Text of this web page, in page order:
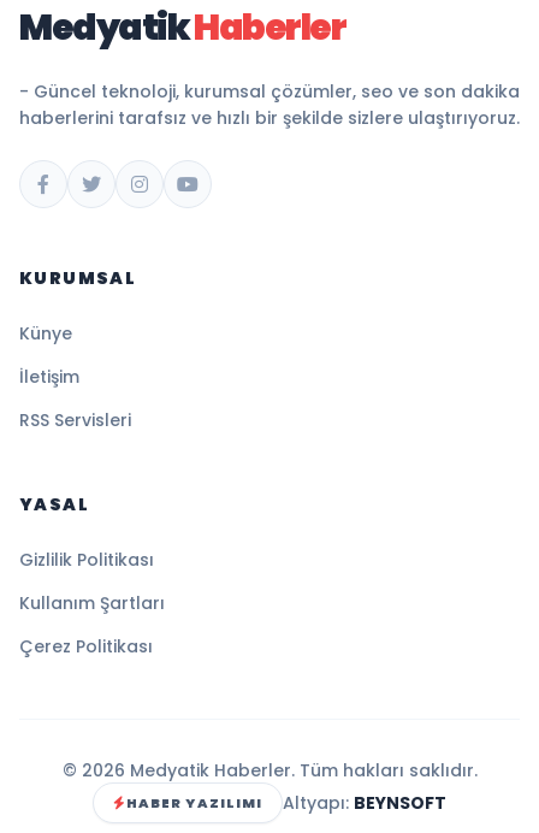
MedyatikHaberler
- Güncel teknoloji, kurumsal çözümler, seo ve son dakika
haberlerini tarafsız ve hızlı bir şekilde sizlere ulaştırıyoruz.
KURUMSAL
Künye
İletişim
RSS Servisleri
YASAL
Gizlilik Politikası
Kullanım Şartları
Çerez Politikası
© 2026 Medyatik Haberler. Tüm hakları saklıdır.
HABER YAZILIMI Altyapı: BEYNSOFT